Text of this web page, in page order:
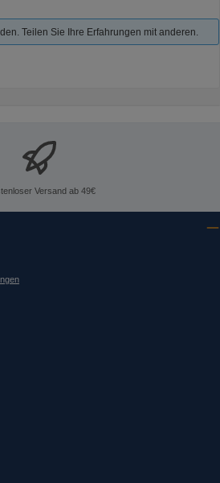
Teilen Sie Ihre Erfahrungen mit anderen.
Versand ab 49€